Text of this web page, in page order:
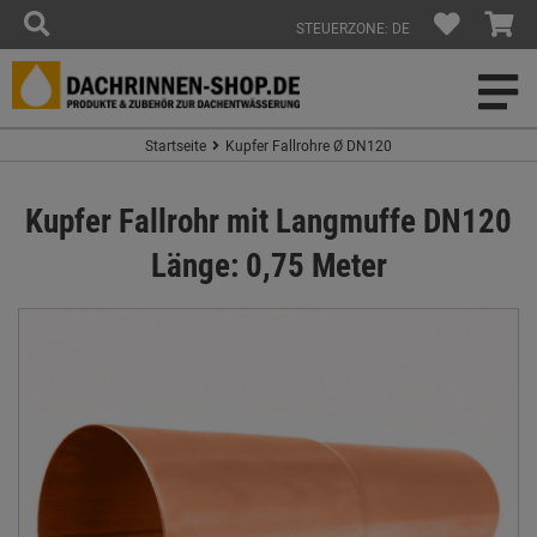
STEUERZONE: DE
Startseite Kupfer Fallrohre Ø DN120
Kupfer Fallrohr mit Langmuffe DN120
Länge: 0,75 Meter